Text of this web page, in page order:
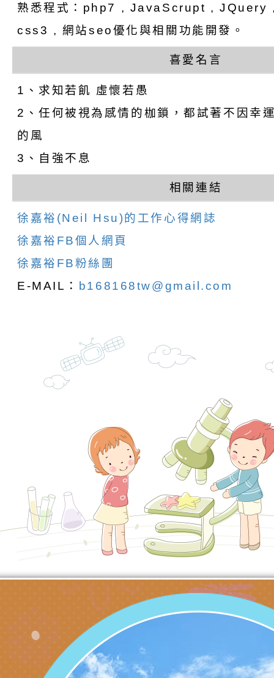
訊
辦理「115年度促進
緒學習知能研習」
檢送桃園市政府LED
字稿及LCD託播影片
函轉有關本府新聞處
6月交通安全宣導標
份及道安宣導影像素
有關「115年各賣場
設置防災(颱)專區」
信誼基金會於6／27
【打噴嚏、流鼻水、
0-8歲抗過敏照護指
童過敏免疫專家 林
講】親職講座
檢送桃園市政府LED
字稿及LCD託播影片
檢送桃園市政府家庭
「小桃家6月課程資
約幸福生活-婚前教
坊」、「幸福婚姻系
座」、「2026開心
檢送桃園市政府LED
字稿及LCD託播影（
轉知財團法人天主教
立蘆葦啟智中心辦理
而立》蘆葦三十．創
有關桃園市桃園區西
學辦理115年度區域
覺暫留創意應用與實
檢送桃園市政府LED
學辦理115年度區域
充實方案：「怪創劇
角色驅動的聲音與故
「學生申訴及再申訴
關事項
檢送行政院新聞傳播
月份公共服務政策溝
台北松山文創園區5
「櫻桃小丸子原作
檢送桃園市政府LED
字稿及LCD託播影（
轉知國立臺灣師範大
「115學年度身心障
知能研習」
檢送桃園市政府LED
字稿
函轉國立臺灣師範大
「115學年度身心障
知能研習」
有關桃園市八德區大
學辦理「音樂班第
樂會-憶起玩樂」
檢送桃園市政府家庭
「小桃家5月課程資
子的人際必修課」、
檢送「小桃家幸福+
實體座談會」海報
函轉臺北市勞動力重
熟悉程式：php7 , JavaScrupt ,
css3 , 網站seo優化與相關功能開發。
喜愛名言
1、求知若飢 虛懷若愚
2、任何被視為感情的枷鎖，都試著不因幸
的風
3、自強不息
相關連結
徐嘉裕(Neil Hsu)的工作心得網誌
徐嘉裕FB個人網頁
徐嘉裕FB粉絲團
E-MAIL： b168168tw@gmail.com